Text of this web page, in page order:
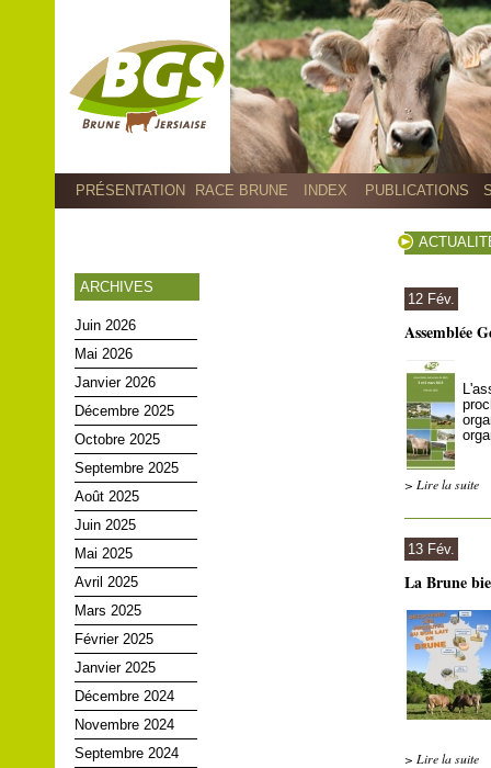
PRÉSENTATION RACE BRUNE INDEX PUBLICATIONS
ARCHIVES
Juin 2026
Mai 2026
Janvier 2026
Décembre 2025
Octobre 2025
Septembre 2025
Août 2025
Juin 2025
Mai 2025
Avril 2025
Mars 2025
Février 2025
Janvier 2025
Décembre 2024
Novembre 2024
Septembre 2024
12 Fév.
Assemblée
> Lire la suite
13 Fév.
La Brune
> Lire la suite